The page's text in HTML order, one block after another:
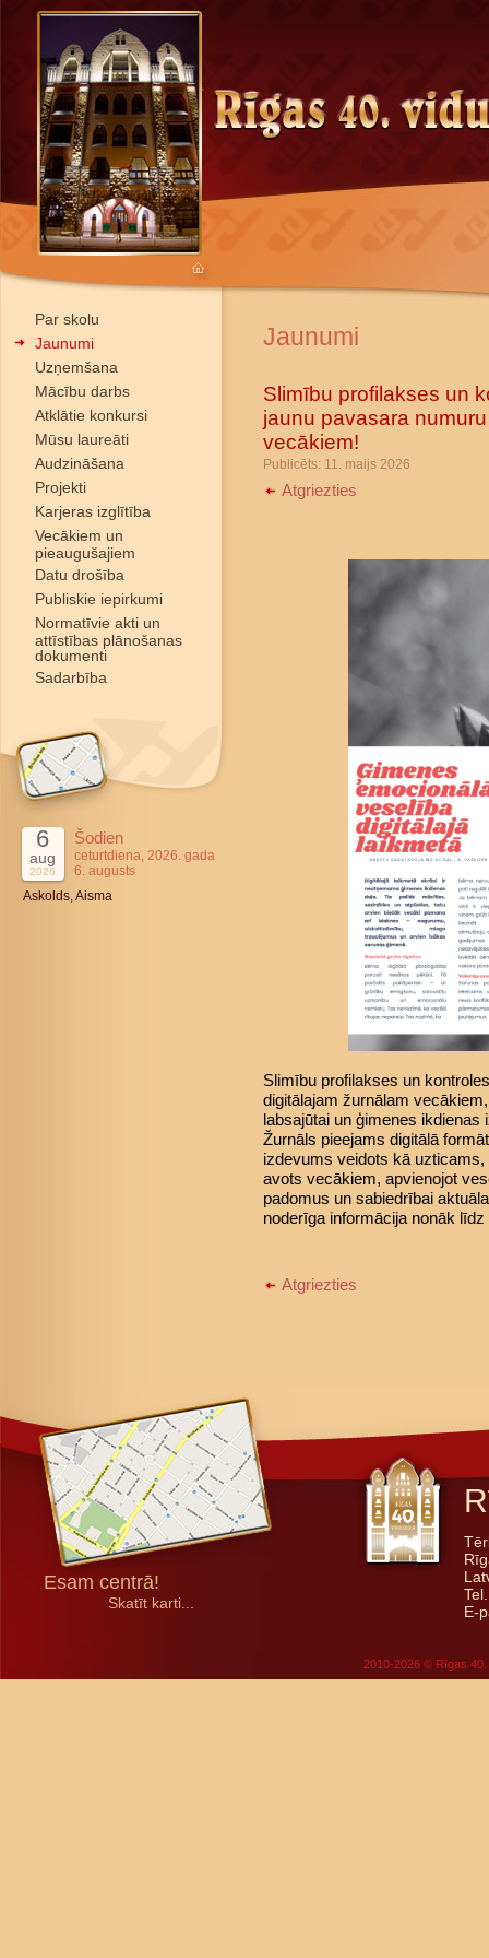
Par skolu
Jaunumi
Uzņemšana
Mācību darbs
Atklātie konkursi
Mūsu laureāti
Audzināšana
Projekti
Karjeras izglītība
Vecākiem un
pieaugušajiem
Datu drošība
Publiskie iepirkumi
Normatīvie akti un
attīstības plānošanas
dokumenti
Sadarbība
6
aug
2026
Šodien
ceturtdiena, 2026. gada
6. augusts
Askolds, Aisma
Jaunumi
Slimību profilakses un
jaunu pavasara
vecākiem!
Publicēts: 11. maijs 2026
Atgriezties
Slimību profilakses un
digitālajam žurnālam
labsajūtai un ģimenes ikdienas
Žurnāls pieejams digitālā
izdevums veidots kā
avots vecākiem, apvienojot
padomus un sabiedrībai
noderīga informācija nonāk
Atgriezties
Esam centrā!
Skatīt karti...
E-
2010-2026 © Rīgas